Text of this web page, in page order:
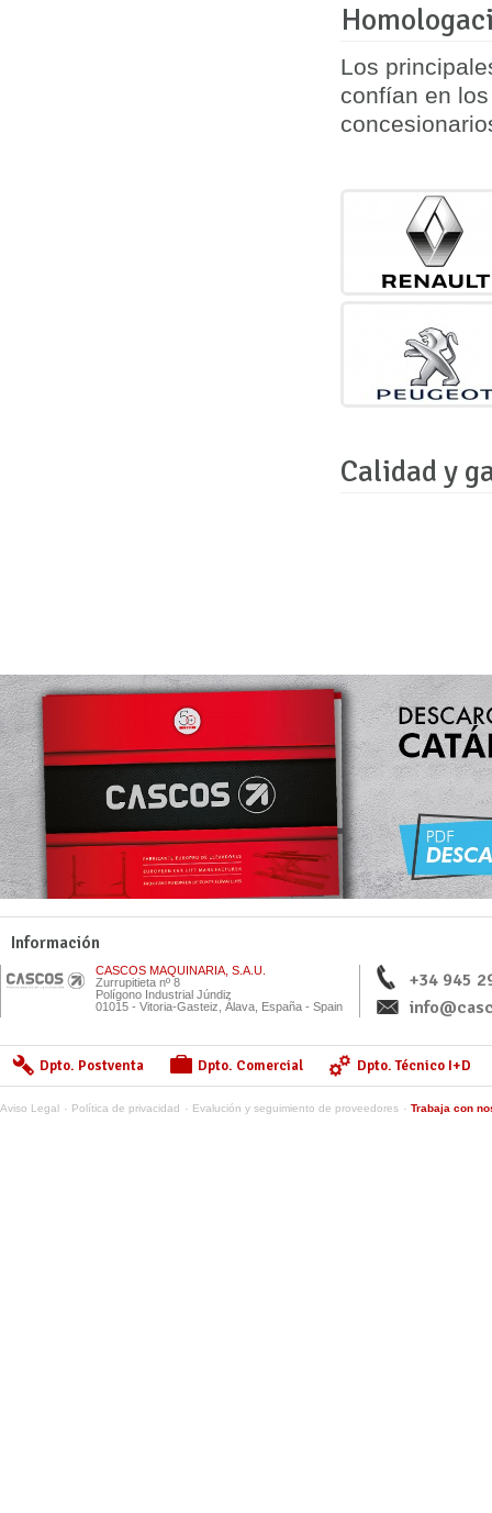
Los
confían en
Calidad y
Información
CASCOS MAQUINARIA, S.A.U.
Zurrupitieta nº 8
Polígono Industrial Júndiz
01015 - Vitoria-Gasteiz, Álava, España - Spain
+34 945
Dpto. Postventa Dpto. Comercial Dpto. Técnico I+D
Aviso Legal Política de privacidad Evalución y seguimiento de proveedores Trabaja con